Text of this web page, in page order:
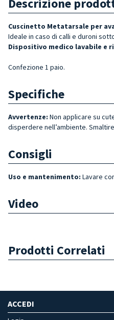
Descrizione
Cuscinetto Metatarsale per
Ideale in caso di calli e duroni
Dispositivo medico lavabile e
Confezione 1 paio.
Specifiche
Avvertenze: Non applicare su
disperdere nell’ambiente.
Consigli
Uso e mantenimento: Lavare
Video
Prodotti Correlati
ACCEDI